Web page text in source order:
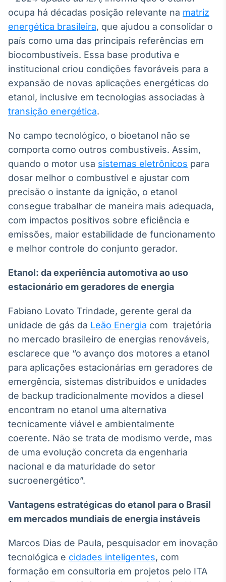
Componentes
para conteúdos e
funcionalidades
Broadcast
Wallboard
Conteúdos e
dados para
displays e telas
Broadcast
Curadoria
Curadoria de
noticiosos
Soluções de
Tecnologia
Broadcast
Radar
inteligente de
conteúdos
Broadcast
A melhor
plataforma para
analisar fundos
de investimento
no Brasil
IA
Em breve
BroadFast
Em breve
Gestão de
Em breve
ocupa há décadas posição relevante na matriz
energética brasileira, que ajudou a consolidar o
país como uma das principais referências em
biocombustíveis. Essa base produtiva e
institucional criou condições favoráveis para a
expansão de novas aplicações energéticas do
etanol, inclusive em tecnologias associadas à
transição energética.
No campo tecnológico, o bioetanol não se
comporta como outros combustíveis. Assim,
quando o motor usa sistemas eletrônicos para
dosar melhor o combustível e ajustar com
precisão o instante da ignição, o etanol
consegue trabalhar de maneira mais adequada,
com impactos positivos sobre eficiência e
emissões, maior estabilidade de funcionamento
e melhor controle do conjunto gerador.
Etanol: da experiência automotiva ao uso
estacionário em geradores de energia
Fabiano Lovato Trindade, gerente geral da
unidade de gás da Leão Energia com trajetória
no mercado brasileiro de energias renováveis,
esclarece que “o avanço dos motores a etanol
para aplicações estacionárias em geradores de
emergência, sistemas distribuídos e unidades
de backup tradicionalmente movidos a diesel
encontram no etanol uma alternativa
tecnicamente viável e ambientalmente
coerente. Não se trata de modismo verde, mas
de uma evolução concreta da engenharia
nacional e da maturidade do setor
sucroenergético”.
Vantagens estratégicas do etanol para o Brasil
em mercados mundiais de energia instáveis
Marcos Dias de Paula, pesquisador em inovação
tecnológica e cidades inteligentes, com
formação em consultoria em projetos pelo ITA